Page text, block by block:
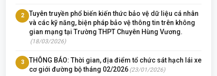
2
Tuyên truyền phổ biến kiến thức bảo vệ dữ liệu cá nhân
và các kỹ năng, biện pháp bảo vệ thông tin trên không
gian mạng tại Trường THPT Chuyên Hùng Vương.
(18/03/2026)
3
THÔNG BÁO: Thời gian, địa điểm tổ chức sát hạch lái xe
cơ giới đường bộ tháng 02/2026 (23/01/2026)